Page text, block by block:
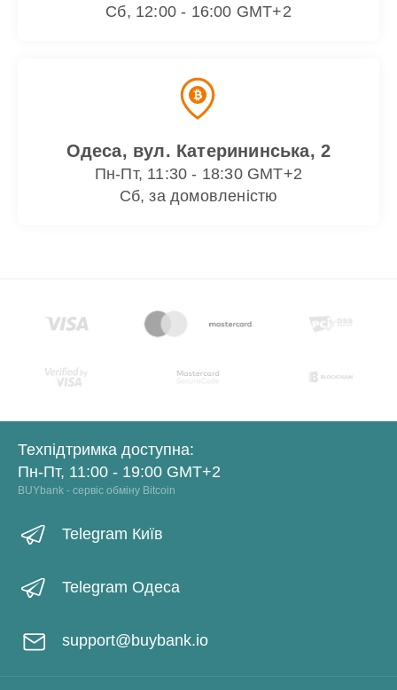
Сб, 12:00 - 16:00 GMT+2
Одеса, вул. Катерининська, 2
Пн-Пт, 11:30 - 18:30 GMT+2
Сб, за домовленістю
Техпідтримка доступна:
Пн-Пт, 11:00 - 19:00 GMT+2
BUYbank - сервіс обміну Bitcoin
Telegram Київ
Telegram Одеса
support@buybank.io